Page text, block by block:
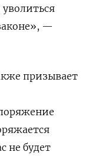
—
призывает
не будет